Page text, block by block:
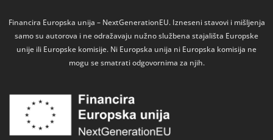
Financira Europska unija – NextGenerationEU. Izneseni stavovi i mišljenja
samo su autorova i ne odražavaju nužno službena stajališta Europske
unije ili Europske komisije. Ni Europska unija ni Europska komisija ne
mogu se smatrati odgovornima za njih.